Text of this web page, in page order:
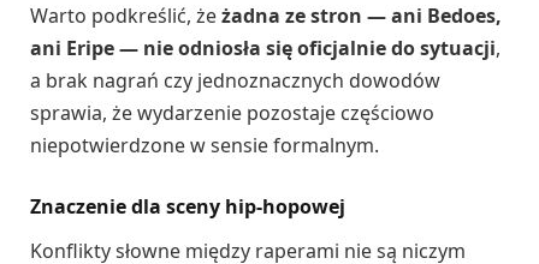
Warto podkreślić, żeżadna ze stron — ani Bedoes,
ani Eripe — nie odniosła się oficjalnie do sytuacji,
a brak nagrań czy jednoznacznych dowodów
sprawia, że wydarzenie pozostaje częściowo
niepotwierdzone w sensie formalnym.
Znaczenie dla sceny hip-hopowej
Konflikty słowne między raperami nie są niczym